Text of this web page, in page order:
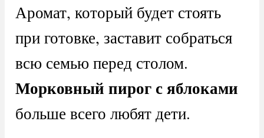
Аромат, который будет стоять
при готовке, заставит собраться
всю семью перед столом.
Морковный пирог с яблоками
больше всего любят дети.